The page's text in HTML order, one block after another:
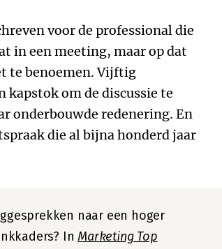
voor de professional die
in een meeting, maar op dat
te benoemen. Vijftig
om de discussie te
onderbouwde redenering. En
die al bijna honderd jaar
naar een hoger
InMarketing Top